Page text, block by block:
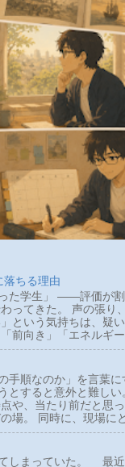
落ちる理由
た学生」 ――評価が
てきた。 声の張り
という気持ちは、疑
向き」「エネルギー
手順なのか」を言葉
とすると意外と難し
や、当たり前だと思
。 同時に、現場にと
しまっていた。 最近